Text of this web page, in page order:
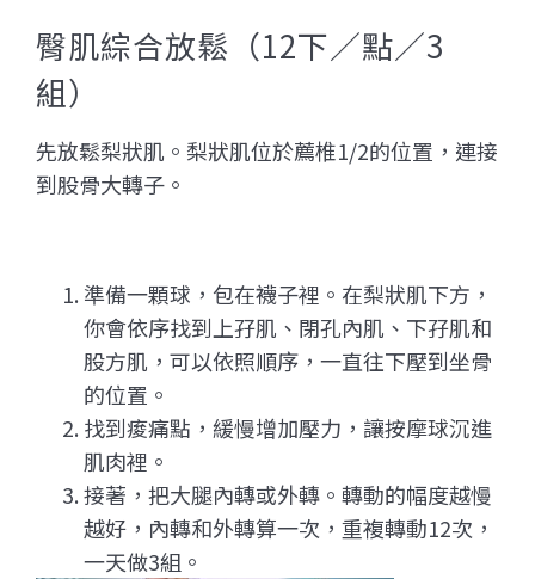
臀肌綜合放鬆（12下／點／3
組）
先放鬆梨狀肌。梨狀肌位於薦椎1/2的位置，連接
到股骨大轉子。
準備一顆球，包在襪子裡。在梨狀肌下方，
你會依序找到上孖肌、閉孔內肌、下孖肌和
股方肌，可以依照順序，一直往下壓到坐骨
的位置。
找到痠痛點，緩慢增加壓力，讓按摩球沉進
肌肉裡。
接著，把大腿內轉或外轉。轉動的幅度越慢
越好，內轉和外轉算一次，重複轉動12次，
一天做3組。